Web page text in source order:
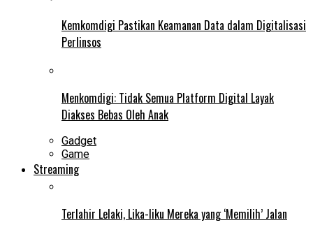
Kemkomdigi Pastikan Keamanan Data dalam Digitalisasi
Perlinsos
Menkomdigi: Tidak Semua Platform Digital Layak
Diakses Bebas Oleh Anak
Gadget
Game
Streaming
Terlahir Lelaki, Lika-liku Mereka yang ‘Memilih’ Jalan